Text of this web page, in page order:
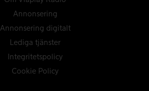
Annonsering
Annonsering digitalt
Lediga tjänster
Integritetspolicy
Cookie Policy